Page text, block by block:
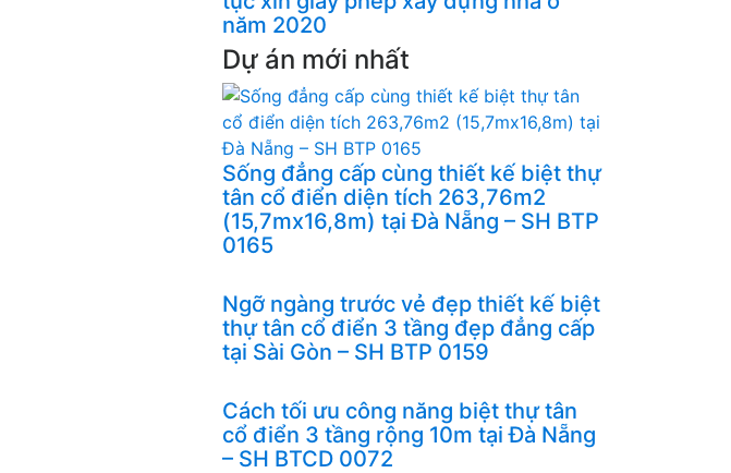
năm 2020
Dự án mới nhất
Sống đẳng cấp cùng thiết kế biệt thự
tân cổ điển diện tích 263,76m2
(15,7mx16,8m) tại Đà Nẵng – SH BTP
0165
Ngỡ ngàng trước vẻ đẹp thiết kế biệt
thự tân cổ điển 3 tầng đẹp đẳng cấp
tại Sài Gòn – SH BTP 0159
Cách tối ưu công năng biệt thự tân
cổ điển 3 tầng rộng 10m tại Đà Nẵng
– SH BTCD 0072